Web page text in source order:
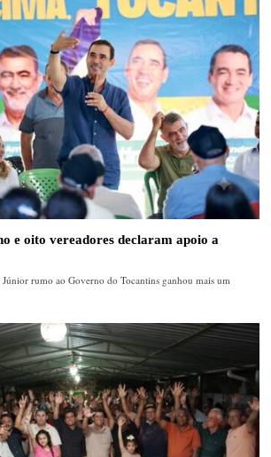
e oito vereadores declaram apoio a
rumo ao Governo do Tocantins ganhou mais um